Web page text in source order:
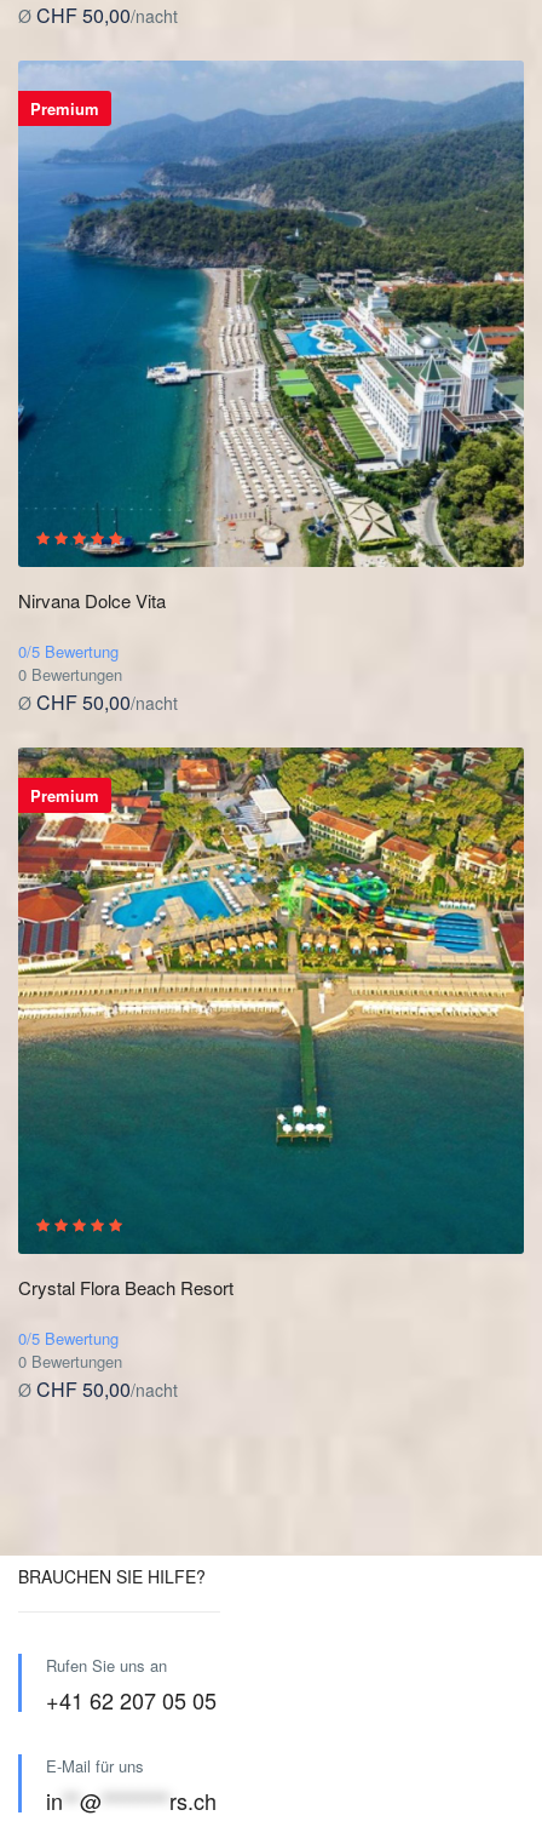
Ø CHF 50,00/nacht
Premium
Nirvana Dolce Vita
0/5 Bewertung
0 Bewertungen
Ø CHF 50,00/nacht
Premium
Crystal Flora Beach Resort
0/5 Bewertung
0 Bewertungen
Ø CHF 50,00/nacht
BRAUCHEN SIE HILFE?
Rufen Sie uns an
+41 62 207 05 05
E-Mail für uns
in @ ******** rs.ch